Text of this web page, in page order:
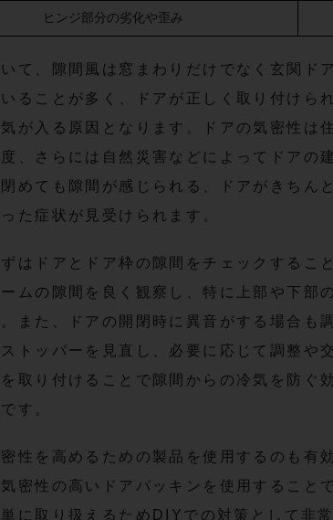
ヒンジ部分の劣化や歪み
て、隙間風は窓まわりだけでなく玄関ド
ることが多く、ドアが正しく取り付けら
が入る原因となります。ドアの気密性は
、さらには自然災害などによってドアの
めても隙間が感じられる、ドアがきちん
た症状が見受けられます。
はドアとドア枠の隙間をチェックするこ
ムの隙間を良く観察し、特に上部や下部
また、ドアの開閉時に異音がする場合も
トッパーを見直し、必要に応じて調整や
取り付けることで隙間からの冷気を防ぐ
す。
性を高めるための製品を使用するのも有
密性の高いドアパッキンを使用すること
に取り扱えるためDIYでの対策として非